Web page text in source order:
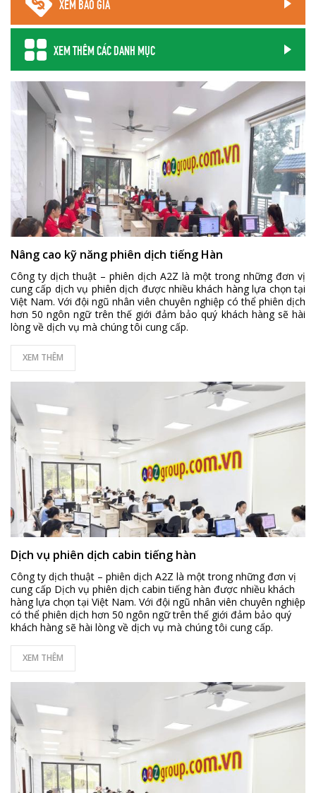
XEM THÊM CÁC DANH MỤC
Nâng cao kỹ năng phiên dịch tiếng Hàn
Công ty dịch thuật – phiên dịch A2Z là một trong những đơn vị
cung cấp dịch vụ phiên dịch được nhiều khách hàng lựa chọn tại
Việt Nam. Với đội ngũ nhân viên chuyên nghiệp có thể phiên dịch
hơn 50 ngôn ngữ trên thế giới đảm bảo quý khách hàng sẽ hài
lòng về dịch vụ mà chúng tôi cung cấp.
XEM THÊM
Dịch vụ phiên dịch cabin tiếng hàn
Công ty dịch thuật – phiên dịch A2Z là một trong những đơn vị
cung cấp Dịch vụ phiên dịch cabin tiếng hàn được nhiều khách
hàng lựa chọn tại Việt Nam. Với đội ngũ nhân viên chuyên nghiệp
có thể phiên dịch hơn 50 ngôn ngữ trên thế giới đảm bảo quý
khách hàng sẽ hài lòng về dịch vụ mà chúng tôi cung cấp.
XEM THÊM